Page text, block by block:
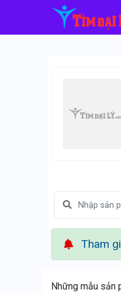
Tham
Những mẫu sản